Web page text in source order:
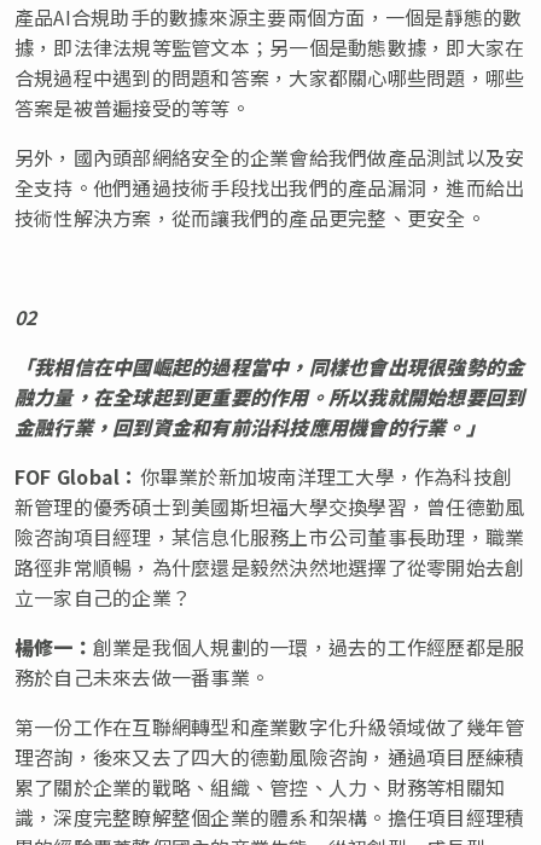
產品AI合規助手的數據來源主要兩個方面，一個是靜態的數
據，即法律法規等監管文本；另一個是動態數據，即大家在
合規過程中遇到的問題和答案，大家都關心哪些問題，哪些
答案是被普遍接受的等等。
另外，國內頭部網絡安全的企業會給我們做產品測試以及安
全支持。他們通過技術手段找出我們的產品漏洞，進而給出
技術性解決方案，從而讓我們的產品更完整、更安全。
02
「我相信在中國崛起的過程當中，同樣也會出現很強勢的金
融力量，在全球起到更重要的作用。所以我就開始想要回到
金融行業，回到資金和有前沿科技應用機會的行業。」
FOF Global ： 你畢業於新加坡南洋理工大學，作為科技創
新管理的優秀碩士到美國斯坦福大學交換學習，曾任德勤風
險咨詢項目經理，某信息化服務上市公司董事長助理，職業
路徑非常順暢，為什麼還是毅然決然地選擇了從零開始去創
立一家自己的企業？
楊修一： 創業是我個人規劃的一環，過去的工作經歷都是服
務於自己未來去做一番事業。
第一份工作在互聯網轉型和產業數字化升級領域做了幾年管
理咨詢，後來又去了四大的德勤風險咨詢，通過項目歷練積
累了關於企業的戰略、組織、管控、人力、財務等相關知
識，深度完整瞭解整個企業的體系和架構。擔任項目經理積